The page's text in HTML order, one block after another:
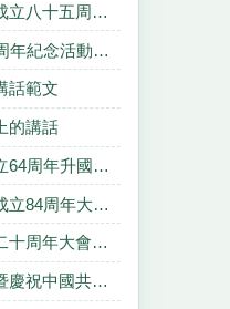
在全市慶祝中國共產黨成立八十五周年暨總結保持共產黨員先進性教育活動大會上的講話
學校中國共產黨成立90周年紀念活動方案
話範文
的講話
慶祝中華人民共和國成立64周年升國旗儀式上的講話
在醫院慶祝中國共產黨成立84周年大會上的講話
在慶祝地級荊門市成立二十周年大會上講話
紀念辛亥革命一百周年暨慶祝中國共產黨九十華誕組詩 建立武裝